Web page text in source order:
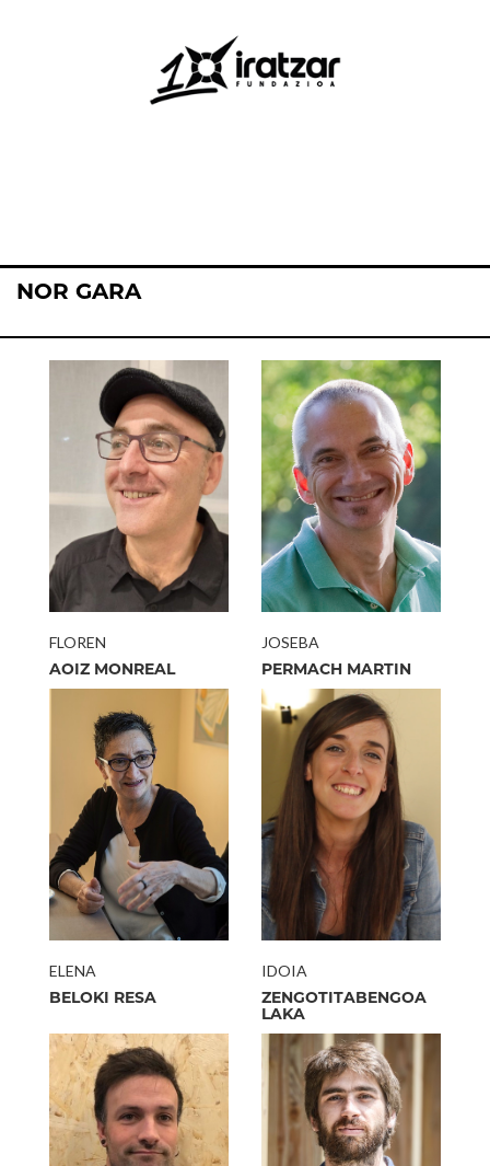
NOR GARA
FLOREN
AOIZ MONREAL
JOSEBA
PERMACH MARTIN
ELENA
BELOKI RESA
IDOIA
ZENGOTITABENGOA
LAKA